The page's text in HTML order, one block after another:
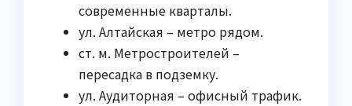
современные кварталы.
ул. Алтайская – метро рядом.
ст. м. Метростроителей –
пересадка в подземку.
ул. Аудиторная – офисный трафик.